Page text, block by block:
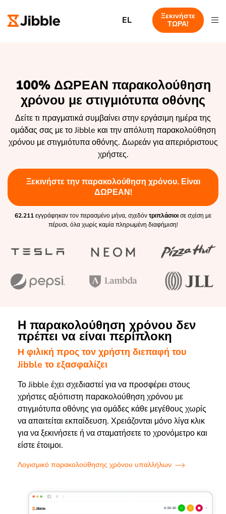
EL
Ξεκινήστε
ΤΩΡΑ!
100% ΔΩΡΕΑΝ παρακολούθηση
χρόνου με στιγμιότυπα οθόνης
Δείτε τι πραγματικά συμβαίνει στην εργάσιμη ημέρα της
ομάδας σας με το Jibble και την απόλυτη παρακολούθηση
χρόνου με στιγμιότυπα οθόνης. Δωρεάν για απεριόριστους
χρήστες.
Ξεκινήστε την παρακολούθηση χρόνου. Είναι
ΔΩΡΕΑΝ!
62.211εγγράφηκαν τον περασμένο μήνα, σχεδόντριπλάσιοισε σχέση με
πέρυσι, όλα χωρίς καμία πληρωμένη διαφήμιση!
Η παρακολούθηση χρόνου δεν
πρέπει να είναι περίπλοκη
Η φιλική προς τον χρήστη διεπαφή του
Jibble το εξασφαλίζει
Το Jibble έχει σχεδιαστεί για να προσφέρει στους
χρήστες αξιόπιστη παρακολούθηση χρόνου με
στιγμιότυπα οθόνης για ομάδες κάθε μεγέθους χωρίς
να απαιτείται εκπαίδευση. Χρειάζονται μόνο λίγα κλικ
για να ξεκινήσετε ή να σταματήσετε το χρονόμετρο και
είστε έτοιμοι.
Λογισμικό παρακολούθησης χρόνου υπαλλήλων